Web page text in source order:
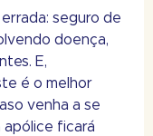
seguro de
doença,
E,
é o melhor
venha a se
apólice ficará